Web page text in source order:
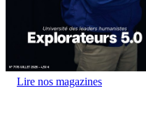
Lire nos magazines